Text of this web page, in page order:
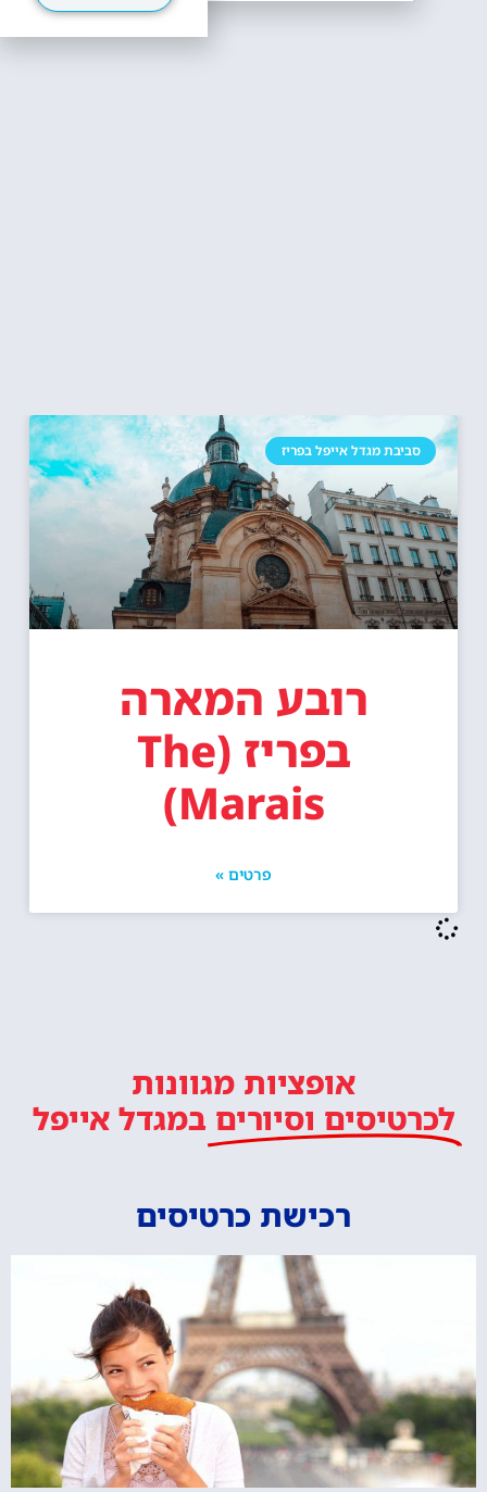
סביבת מגדל אייפל בפריז
רובע המארה
בפריז (The
Marais)
פרטים »
אופציות מגוונות
לכרטיסים וסיורים במגדל אייפל
רכישת כרטיסים